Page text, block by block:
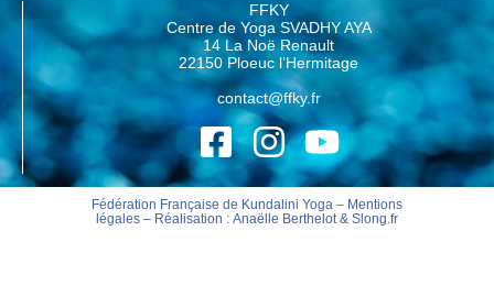
FFKY
Centre de Yoga SVADHY AYA
14 La Noë Renault
22150 Ploeuc l’Hermitage
contact@ffky.fr
Fédération Française de Kundalini Yoga – Mentions
légales– Réalisation : Anaëlle Berthelot& Slong.fr